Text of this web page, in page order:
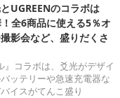
UGREENのコラボは
全6商品に使える5％オ
影会など、盛りだくさ
』コラボは、爻光がデザイ
ッテリーや急速充電器な
イスがてんこ盛り